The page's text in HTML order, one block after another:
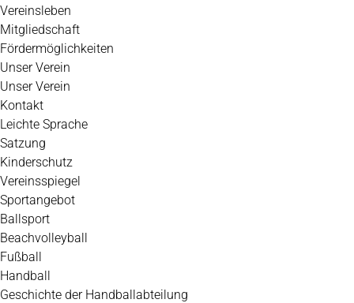
Vereinsleben
Mitgliedschaft
Fördermöglichkeiten
Unser Verein
Unser Verein
Kontakt
Leichte Sprache
Satzung
Kinderschutz
Vereinsspiegel
Sportangebot
Ballsport
Beachvolleyball
Fußball
Handball
Geschichte der Handballabteilung